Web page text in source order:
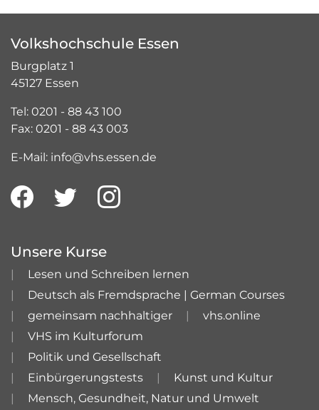
Volkshochschule Essen
Burgplatz 1
45127 Essen
Tel: 0201 - 88 43 100
Fax: 0201 - 88 43 003
E-Mail: info@vhs.essen.de
Unsere Kurse
Lesen und Schreiben lernen
Deutsch als Fremdsprache | German Courses
gemeinsam nachhaltiger
vhs.online
VHS im Kulturforum
Politik und Gesellschaft
Einbürgerungstests
Kunst und Kultur
Mensch, Gesundheit, Natur und Umwelt